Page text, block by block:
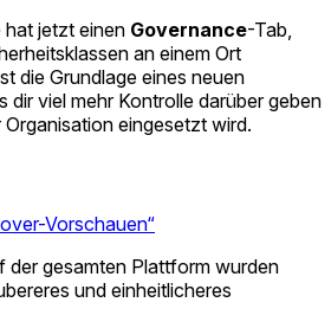
jetzt einen Governance-Tab,
an einem Ort
die Grundlage eines neuen
dir viel mehr Kontrolle darüber geben
eingesetzt wird.
Vorschauen“
der gesamten Plattform wurden
und einheitlicheres